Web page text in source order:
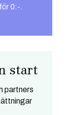
0:-.
start
partners